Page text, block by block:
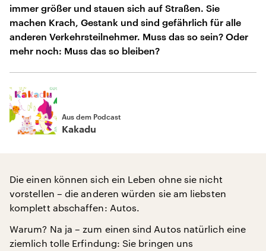
immer größer und stauen sich auf Straßen. Sie
machen Krach, Gestank und sind gefährlich für alle
anderen Verkehrsteilnehmer. Muss das so sein? Oder
mehr noch: Muss das so bleiben?
Aus dem Podcast
Kakadu
Die einen können sich ein Leben ohne sie nicht
vorstellen – die anderen würden sie am liebsten
komplett abschaffen: Autos.
Warum? Na ja – zum einen sind Autos natürlich eine
ziemlich tolle Erfindung: Sie bringen uns